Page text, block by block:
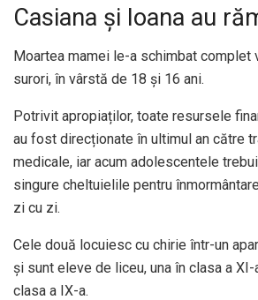
Casiana și Ioana au
Moartea mamei le-a schimbat complet
surori, în vârstă de 18 și 16 ani.
Potrivit apropiaților, toate resursele
au fost direcționate în ultimul an către
medicale, iar acum adolescentele
singure cheltuielile pentru
zi cu zi.
Cele două locuiesc cu chirie într-un
și sunt eleve de liceu, una în clasa a
clasa a IX-a.